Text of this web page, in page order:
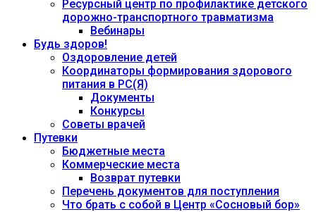
Ресурсный центр по профилактике детского
дорожно-транспортного травматизма
Вебинары
Будь здоров!
Оздоровление детей
Координаторы формирования здорового
питания в РС(Я)
Документы
Конкурсы
Советы врачей
Путевки
Бюджетные места
Коммерческие места
Возврат путевки
Перечень документов для поступления
Что брать с собой в Центр «Сосновый бор»